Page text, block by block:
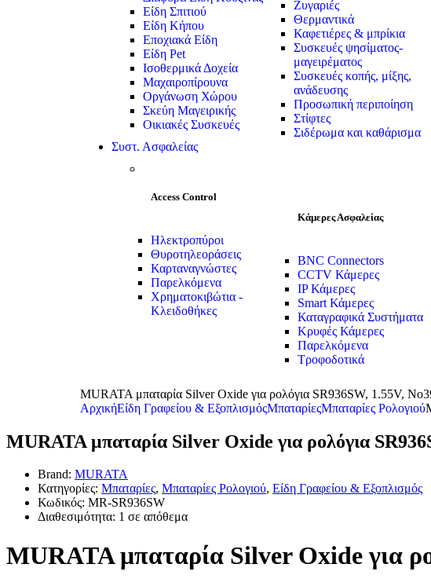
Είδη Σπιτιού
Είδη Κήπου
Εποχιακά Είδη
Είδη Pet
Ισοθερμικά Δοχεία
Μαχαιροπίρουνα
Οργάνωση Χώρου
Σκεύη Μαγειρικής
Οικιακές Συσκευές
Ζυγαριές
Θερμαντικά
Καφετιέρες & μπρίκια
Συσκευές ψησίματος-
μαγειρέματος
Συσκευές κοπής, μίξης,
ανάδευσης
Προσωπική περιποίηση
Στίφτες
Σιδέρωμα και καθάρισμα
Συστ. Ασφαλείας
Access Control
Ηλεκτροπύροι
Θυροτηλεοράσεις
Καρταναγνώστες
Παρελκόμενα
Χρηματοκιβώτια -
Κλειδοθήκες
Κάμερες Ασφαλείας
BNC Connectors
CCTV Κάμερες
IP Κάμερες
Smart Κάμερες
Καταγραφικά Συστήματα
Κρυφές Κάμερες
Παρελκόμενα
Τροφοδοτικά
MURATA μπαταρία Silver Oxide για ρολόγια SR936SW, 1.55V,
ΑρχικήΕίδη Γραφείου & ΕξοπλισμόςΜπαταρίεςΜπαταρίες Ρολογιού
MURATA μπαταρία Silver Oxide για ρολόγια
Brand: MURATA
Κατηγορίες: Μπαταρίες, Μπαταρίες Ρολογιού, Είδη Γραφείου & Εξοπλισμός
Κωδικός: MR-SR936SW
Διαθεσιμότητα: 1 σε απόθεμα
MURATA μπαταρία Silver Oxide για